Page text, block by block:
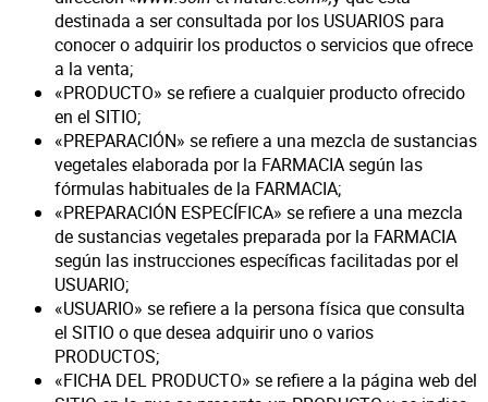
destinada a ser consultada por los USUARIOS para
conocer o adquirir los productos o servicios que ofrece
a la venta;
«PRODUCTO» se refiere a cualquier producto ofrecido
en el SITIO;
«PREPARACIÓN» se refiere a una mezcla de sustancias
vegetales elaborada por la FARMACIA según las
fórmulas habituales de la FARMACIA;
«PREPARACIÓN ESPECÍFICA» se refiere a una mezcla
de sustancias vegetales preparada por la FARMACIA
según las instrucciones específicas facilitadas por el
USUARIO;
«USUARIO» se refiere a la persona física que consulta
el SITIO o que desea adquirir uno o varios
PRODUCTOS;
«FICHA DEL PRODUCTO» se refiere a la página web del